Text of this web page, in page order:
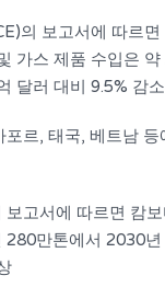
의 보고서에 따르
가스 제품 수입은
달러 대비 9.5% 감
르, 태국, 베트남 등
고서에 따르면 캄
280만톤에서 2030